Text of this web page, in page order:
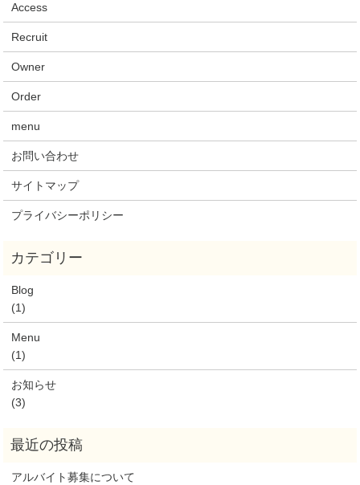
Access
Recruit
Owner
Order
menu
お問い合わせ
サイトマップ
プライバシーポリシー
Blog
(1)
Menu
(1)
お知らせ
(3)
アルバイト募集について